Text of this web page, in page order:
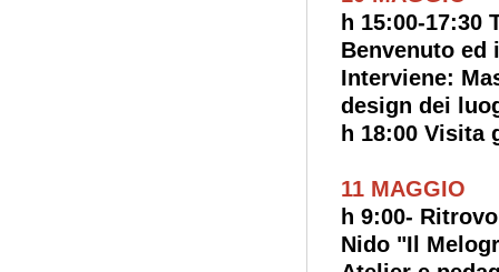
h 15:00-17:30
Benvenuto ed
Interviene:
design dei
h 18:00 Visita
11 MAGGIO
h 9:00-
Nido "Il